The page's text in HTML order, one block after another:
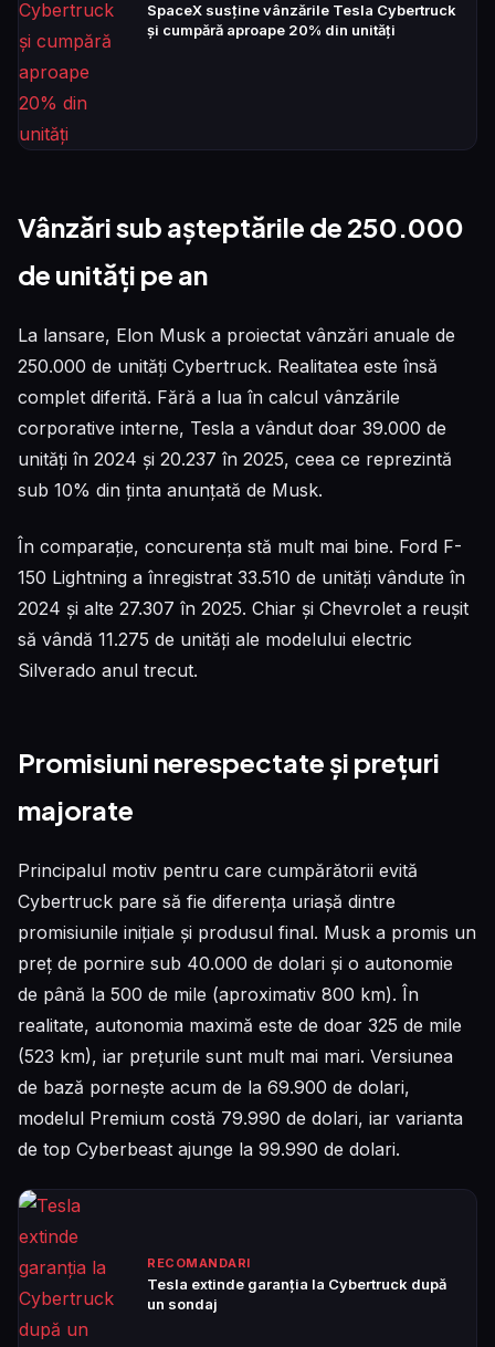
SpaceX susține vânzările Tesla Cybertruck
și cumpără aproape 20% din unități
Vânzări sub așteptările de 250.000
de unități pe an
La lansare, Elon Musk a proiectat vânzări anuale de
250.000 de unități Cybertruck. Realitatea este însă
complet diferită. Fără a lua în calcul vânzările
corporative interne, Tesla a vândut doar 39.000 de
unități în 2024 și 20.237 în 2025, ceea ce reprezintă
sub 10% din ținta anunțată de Musk.
În comparație, concurența stă mult mai bine. Ford F-
150 Lightning a înregistrat 33.510 de unități vândute în
2024 și alte 27.307 în 2025. Chiar și Chevrolet a reușit
să vândă 11.275 de unități ale modelului electric
Silverado anul trecut.
Promisiuni nerespectate și prețuri
majorate
Principalul motiv pentru care cumpărătorii evită
Cybertruck pare să fie diferența uriașă dintre
promisiunile inițiale și produsul final. Musk a promis un
preț de pornire sub 40.000 de dolari și o autonomie
de până la 500 de mile (aproximativ 800 km). În
realitate, autonomia maximă este de doar 325 de mile
(523 km), iar prețurile sunt mult mai mari. Versiunea
de bază pornește acum de la 69.900 de dolari,
modelul Premium costă 79.990 de dolari, iar varianta
de top Cyberbeast ajunge la 99.990 de dolari.
RECOMANDARI
Tesla extinde garanția la Cybertruck după
un sondaj